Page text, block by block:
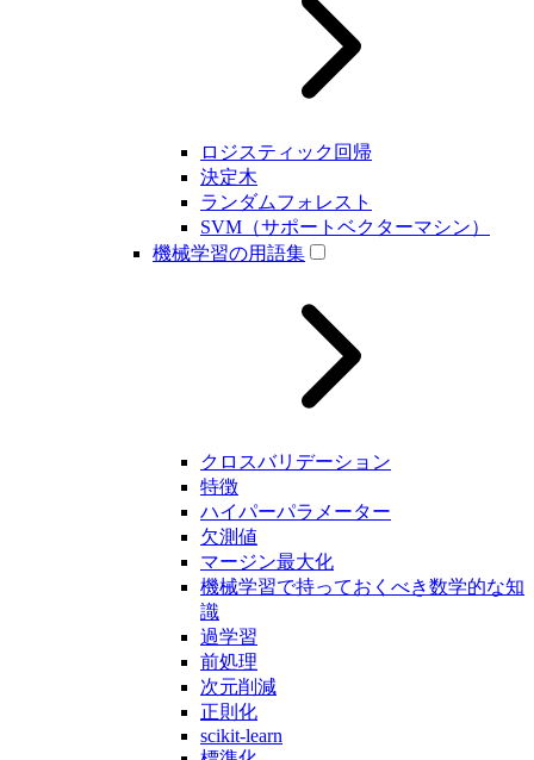
ロジスティック回帰
決定木
ランダムフォレスト
SVM（サポートベクターマシン）
機械学習の用語集
クロスバリデーション
特徴
ハイパーパラメーター
欠測値
マージン最大化
機械学習で持っておくべき数学的な知
識
過学習
前処理
次元削減
正則化
scikit-learn